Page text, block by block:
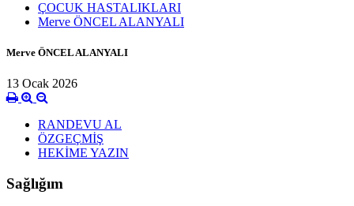
ÇOCUK HASTALIKLARI
Merve ÖNCEL ALANYALI
Merve ÖNCEL ALANYALI
13 Ocak 2026
RANDEVU AL
ÖZGEÇMİŞ
HEKİME YAZIN
Sağlığım